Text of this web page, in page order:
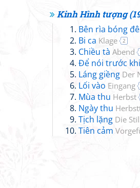
Kinh Hình tượng
Bên rìa bóng
Bi ca Klage 2
Chiều tà Abend
Để nói trước
Láng giềng Der
Lối vào Eingang
Mùa thu Herbst
Ngày thu
Tịch lặng Die
Tiên cảm